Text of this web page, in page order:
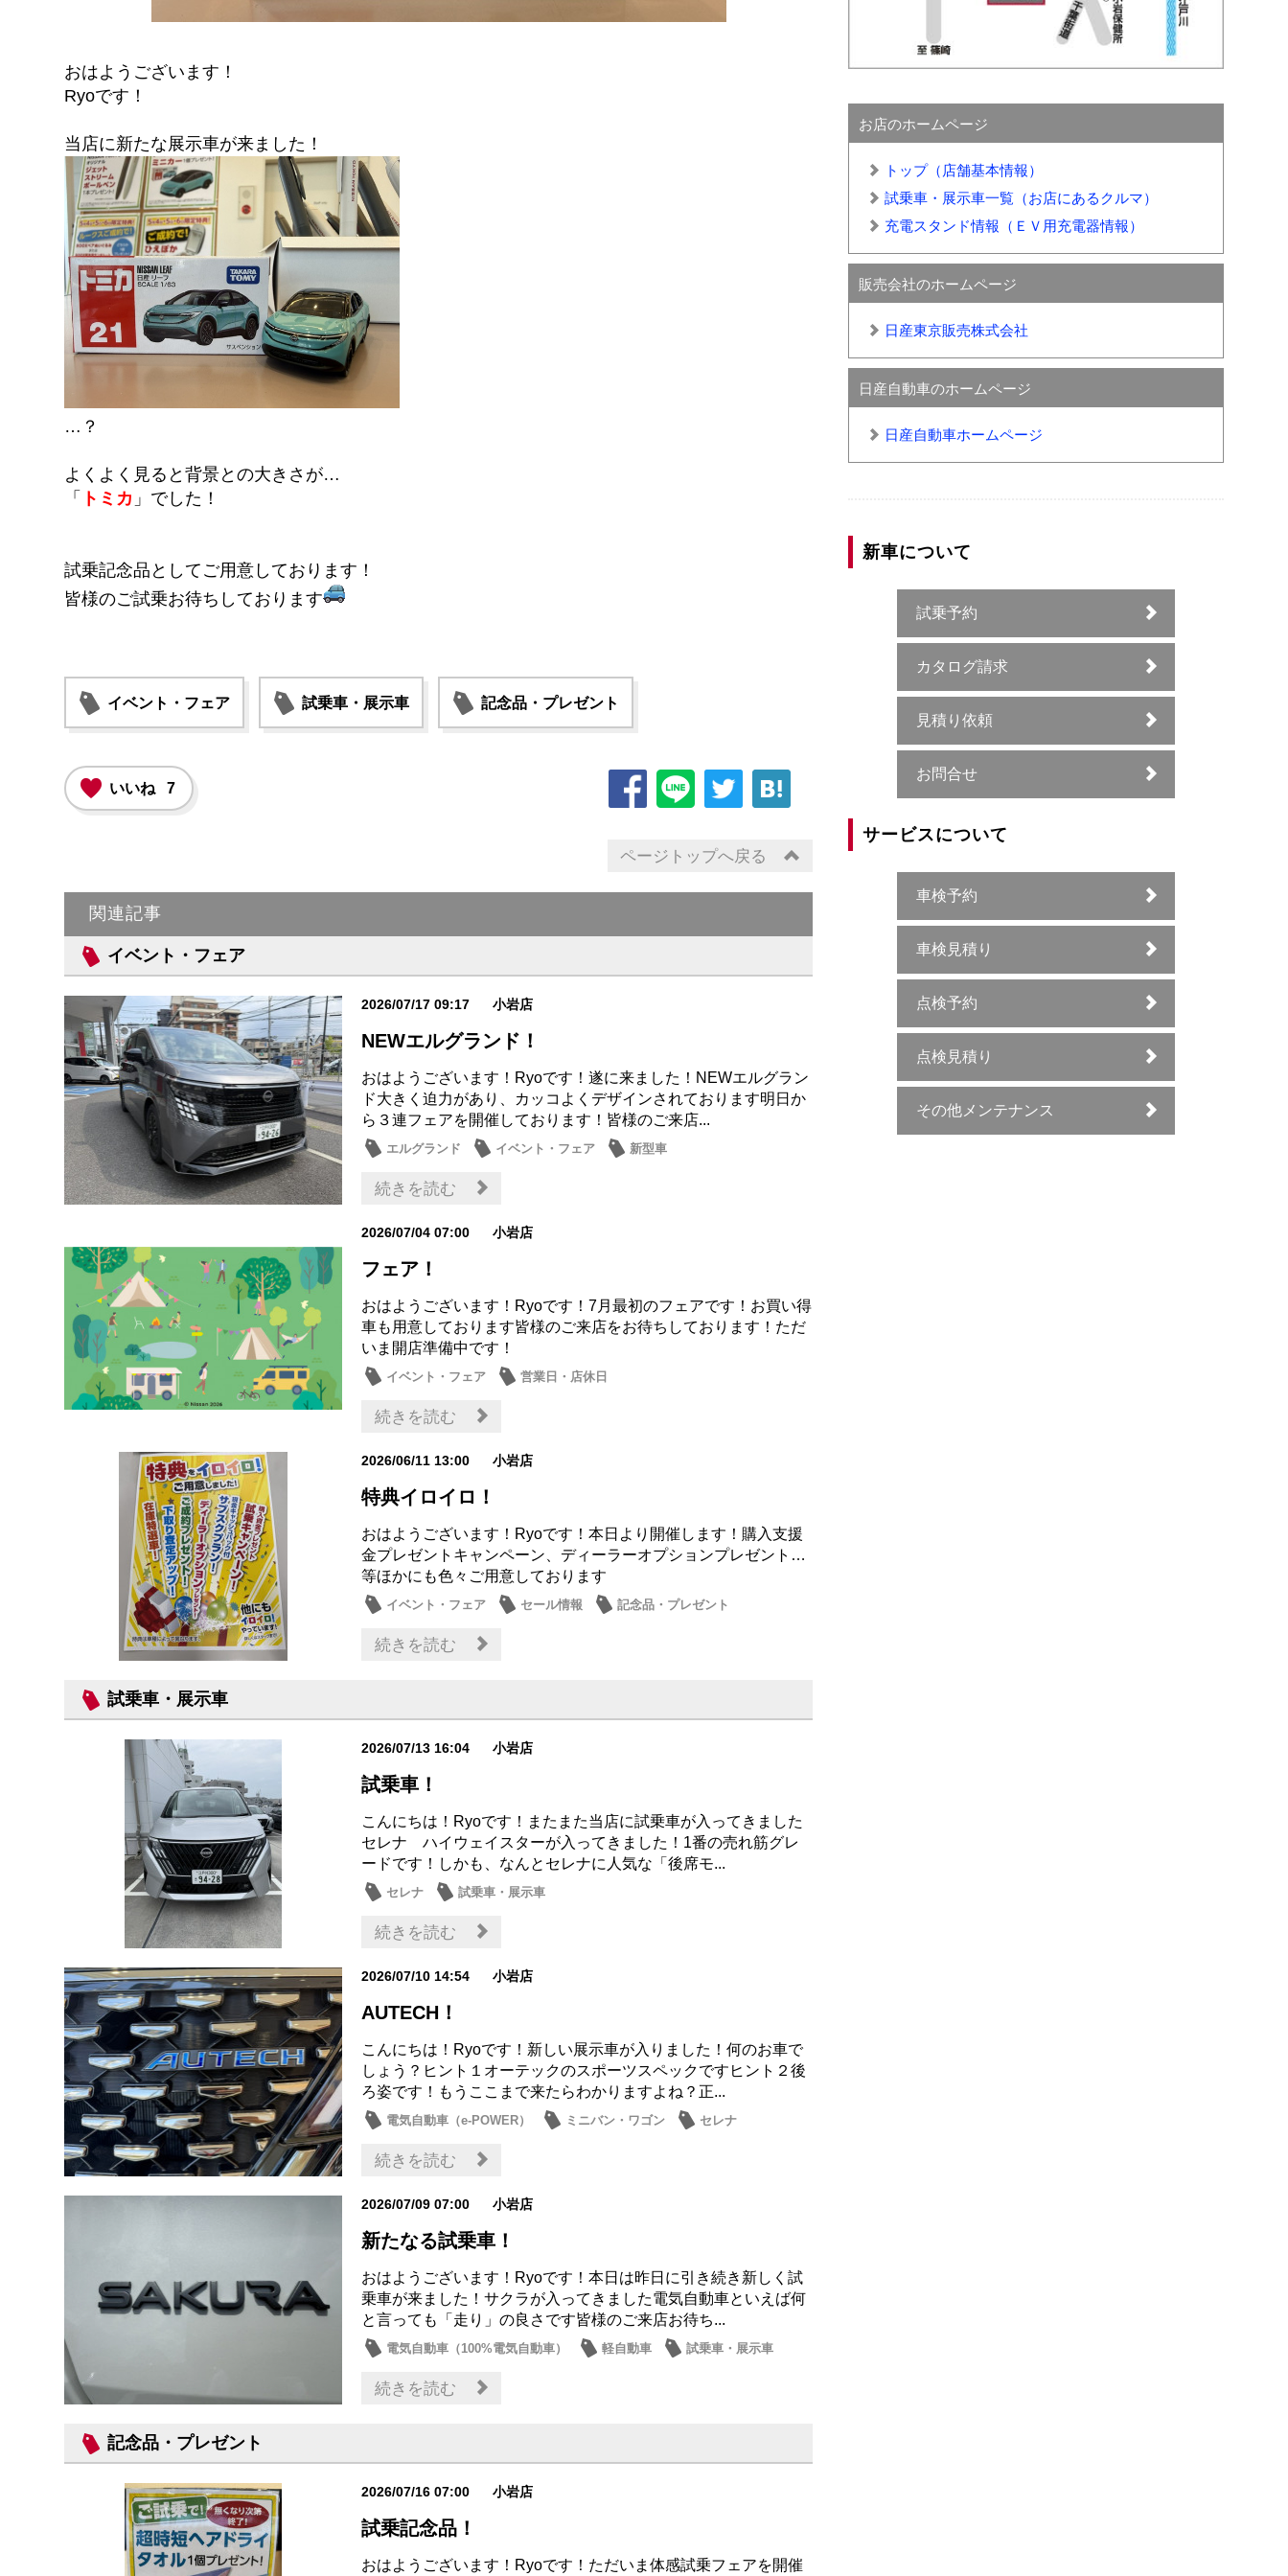
おはようございます！
Ryoです！
当店に新たな展示車が来ました！
…？
よくよく見ると背景との大きさが…
「
トミカ 」でした！
試乗記念品としてご用意しております！
皆様のご試乗お待ちしております
イベント・フェア 試乗車・展示車 記念品・プレゼント
いいね 7
ページトップへ戻る
関連記事
イベント・フェア
2026/07/17 09:17 小岩店
NEWエルグランド！
おはようございます！Ryoです！遂に来ました！NEWエルグラン
ド大きく迫力があり、カッコよくデザインされております明日か
ら３連フェアを開催しております！皆様のご来店...
エルグランド イベント・フェア 新型車
続きを読む
2026/07/04 07:00 小岩店
フェア！
おはようございます！Ryoです！7月最初のフェアです！お買い得
車も用意しております皆様のご来店をお待ちしております！ただ
いま開店準備中です！
イベント・フェア 営業日・店休日
続きを読む
2026/06/11 13:00 小岩店
特典イロイロ！
おはようございます！Ryoです！本日より開催します！購入支援
金プレゼントキャンペーン、ディーラーオプションプレゼント…
等ほかにも色々ご用意しております
イベント・フェア セール情報
記念品・プレゼント
成約特典
続きを読む
試乗車・展示車
2026/07/13 16:04 小岩店
試乗車！
こんにちは！Ryoです！またまた当店に試乗車が入ってきました
セレナ ハイウェイスターが入ってきました！1番の売れ筋グレ
ードです！しかも、なんとセレナに人気な「後席モ...
セレナ 試乗車・展示車
続きを読む
2026/07/10 14:54 小岩店
AUTECH！
こんにちは！Ryoです！新しい展示車が入りました！何のお車で
しょう？ヒント１オーテックのスポーツスペックですヒント２後
ろ姿です！もうここまで来たらわかりますよね？正...
電気自動車（e-POWER） ミニバン・ワゴン
セレナ
試乗車・展示車
続きを読む
2026/07/09 07:00 小岩店
新たなる試乗車！
おはようございます！Ryoです！本日は昨日に引き続き新しく試
乗車が来ました！サクラが入ってきました電気自動車といえば何
と言っても「走り」の良さです皆様のご来店お待ち...
電気自動車（100%電気自動車） 軽自動車
試乗車・展示車
続きを読む
記念品・プレゼント
2026/07/16 07:00 小岩店
試乗記念品！
おはようございます！Ryoです！ただいま体感試乗フェアを開催
お店のホームページ
トップ（店舗基本情報）
試乗車・展示車一覧（お店にあるクルマ）
充電スタンド情報（ＥＶ用充電器情報）
販売会社のホームページ
日産東京販売株式会社
日産自動車のホームページ
日産自動車ホームページ
新車について
試乗予約
カタログ請求
見積り依頼
お問合せ
サービスについて
車検予約
車検見積り
点検予約
点検見積り
その他メンテナンス